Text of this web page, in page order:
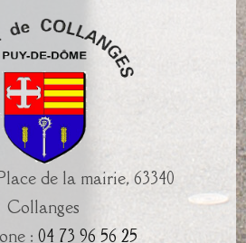
de la mairie, 63340
Collanges
: 04 73 96 56 25